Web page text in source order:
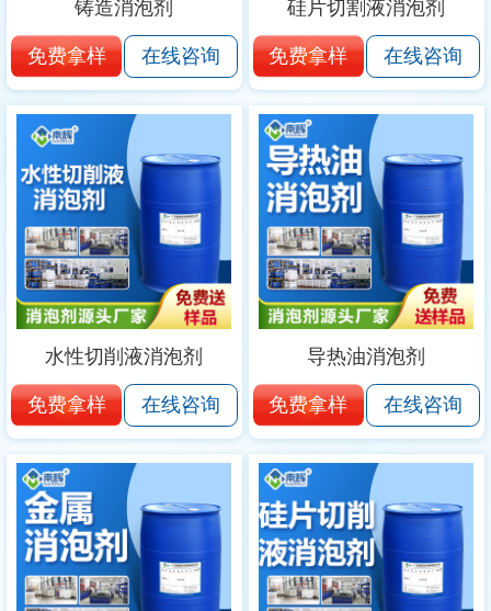
铸造消泡剂
免费拿样 在线咨询
硅片切割液消泡剂
免费拿样 在线咨询
水性切削液消泡剂
免费拿样 在线咨询
导热油消泡剂
免费拿样 在线咨询